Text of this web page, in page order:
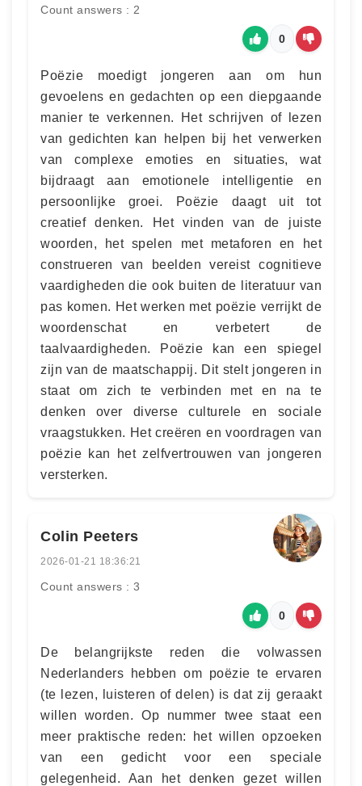
Count answers : 2
0
Poëzie moedigt jongeren aan om hun
gevoelens en gedachten op een diepgaande
manier te verkennen. Het schrijven of lezen
van gedichten kan helpen bij het verwerken
van complexe emoties en situaties, wat
bijdraagt aan emotionele intelligentie en
persoonlijke groei. Poëzie daagt uit tot
creatief denken. Het vinden van de juiste
woorden, het spelen met metaforen en het
construeren van beelden vereist cognitieve
vaardigheden die ook buiten de literatuur van
pas komen. Het werken met poëzie verrijkt de
woordenschat en verbetert de
taalvaardigheden. Poëzie kan een spiegel
zijn van de maatschappij. Dit stelt jongeren in
staat om zich te verbinden met en na te
denken over diverse culturele en sociale
vraagstukken. Het creëren en voordragen van
poëzie kan het zelfvertrouwen van jongeren
versterken.
Colin Peeters
2026-01-21 18:36:21
Count answers : 3
0
De belangrijkste reden die volwassen
Nederlanders hebben om poëzie te ervaren
(te lezen, luisteren of delen) is dat zij geraakt
willen worden. Op nummer twee staat een
meer praktische reden: het willen opzoeken
van een gedicht voor een speciale
gelegenheid. Aan het denken gezet willen